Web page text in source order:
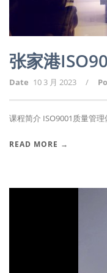
张家港
Date 10 3 月 2023 /
课程简介 ISO9001质量管
READ MORE →